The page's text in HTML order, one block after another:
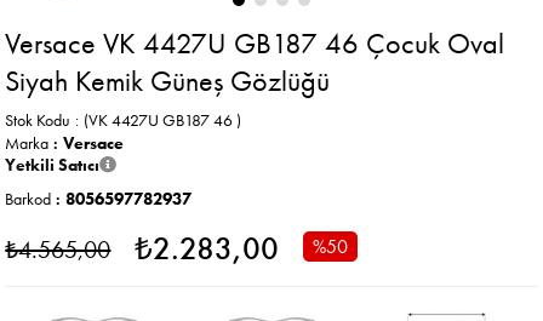
Versace VK 4427U GB187 46 Çocuk Oval
Siyah Kemik Güneş Gözlüğü
(VK 4427U GB187 46 )
Stok Kodu
Marka : Versace
Yetkili Satıcı
Barkod : 8056597782937
₺4.565,00 ₺2.283,00 %50